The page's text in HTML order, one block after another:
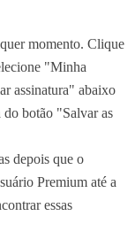
momento. Clique
"Minha
assinatura" abaixo
do botão "Salvar as
depois que o
Premium até a
essas